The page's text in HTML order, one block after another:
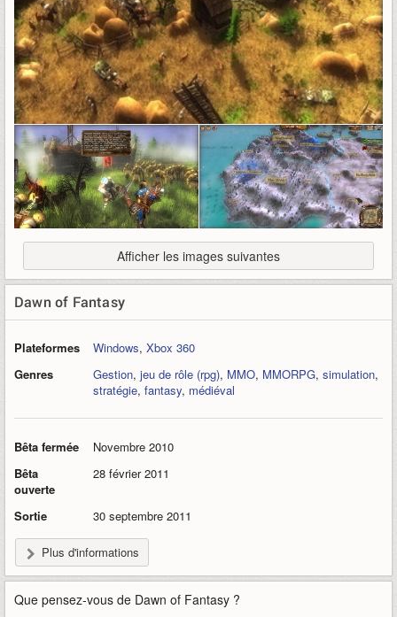
Afficher les images suivantes
Dawn of Fantasy
Plateformes Windows, Xbox 360
Genres
Gestion, jeu de rôle (rpg), MMO, MMORPG, simulation,
stratégie, fantasy, médiéval
Bêta fermée
Novembre 2010
Bêta
ouverte
28 février 2011
Sortie 30 septembre 2011
Plus d'informations
Que pensez-vous de Dawn of Fantasy ?